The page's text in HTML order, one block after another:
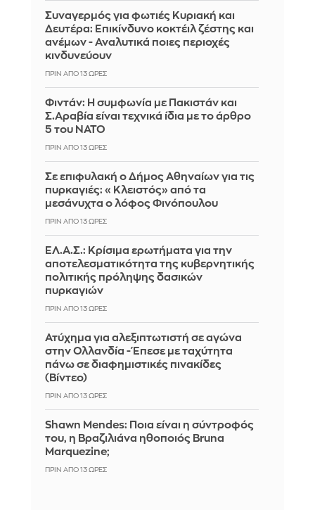
Συναγερμός για φωτιές Κυριακή και
Δευτέρα: Επικίνδυνο κοκτέιλ ζέστης και
ανέμων - Αναλυτικά ποιες περιοχές
κινδυνεύουν
ΠΡΙΝ ΑΠΌ 13 ΏΡΕΣ
Φιντάν: Η συμφωνία με Πακιστάν και
Σ.Αραβία είναι τεχνικά ίδια με το άρθρο
5 του ΝΑΤΟ
ΠΡΙΝ ΑΠΌ 13 ΏΡΕΣ
Σε επιφυλακή ο Δήμος Αθηναίων για τις
πυρκαγιές: «Κλειστός» από τα
μεσάνυχτα ο λόφος Φινόπουλου
ΠΡΙΝ ΑΠΌ 13 ΏΡΕΣ
ΕΛ.Α.Σ.: Κρίσιμα ερωτήματα για την
αποτελεσματικότητα της κυβερνητικής
πολιτικής πρόληψης δασικών
πυρκαγιών
ΠΡΙΝ ΑΠΌ 13 ΏΡΕΣ
Ατύχημα για αλεξιπτωτιστή σε αγώνα
στην Ολλανδία - Έπεσε με ταχύτητα
πάνω σε διαφημιστικές πινακίδες
(Βίντεο)
ΠΡΙΝ ΑΠΌ 13 ΏΡΕΣ
Shawn Mendes: Ποια είναι η σύντροφός
του, η Βραζιλιάνα ηθοποιός Bruna
Marquezine;
ΠΡΙΝ ΑΠΌ 13 ΏΡΕΣ